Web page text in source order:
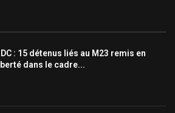
: 15 détenus liés au M23 remis en
dans le cadre...